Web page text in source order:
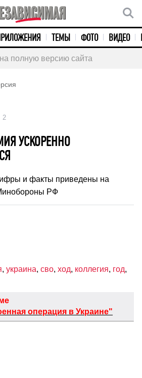
ПРИЛОЖЕНИЯ ТЕМЫ ФОТО ВИДЕО
полную версию сайта
2
УСКОРЕННО
и факты приведены на
РФ
, украина, сво, ход, коллегия, год,
операция в Украине"